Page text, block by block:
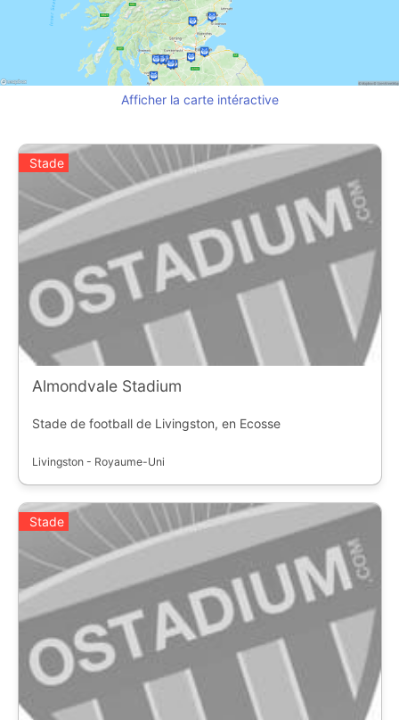
Afficher la carte intéractive
Stade
Almondvale Stadium
Stade de football de Livingston, en Ecosse
Livingston - Royaume-Uni
Stade